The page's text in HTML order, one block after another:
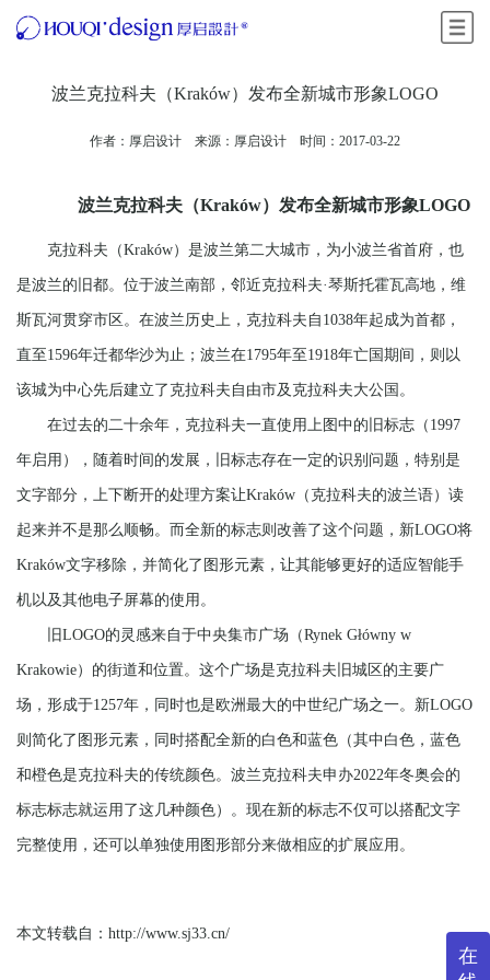
波兰克拉科夫（Kraków）发布全新城市形象LOGO
作者：厚启设计 来源： 厚启设计 时间：2017-03-22
波兰克拉科夫（Kraków）发布全新城市形象LOGO
克拉科夫（Kraków）是波兰第二大城市，为小波兰省首府，也
是波兰的旧都。位于波兰南部，邻近克拉科夫·琴斯托霍瓦高地，维
斯瓦河贯穿市区。在波兰历史上，克拉科夫自1038年起成为首都，
直至1596年迁都华沙为止；波兰在1795年至1918年亡国期间，则以
该城为中心先后建立了克拉科夫自由市及克拉科夫大公国。
在过去的二十余年，克拉科夫一直使用上图中的旧标志（1997
年启用），随着时间的发展，旧标志存在一定的识别问题，特别是
文字部分，上下断开的处理方案让Kraków（克拉科夫的波兰语）读
起来并不是那么顺畅。而全新的标志则改善了这个问题，新LOGO将
Kraków文字移除，并简化了图形元素，让其能够更好的适应智能手
机以及其他电子屏幕的使用。
旧LOGO的灵感来自于中央集市广场（Rynek Główny w
Krakowie）的街道和位置。这个广场是克拉科夫旧城区的主要广
场，形成于1257年，同时也是欧洲最大的中世纪广场之一。新LOGO
则简化了图形元素，同时搭配全新的白色和蓝色（其中白色，蓝色
和橙色是克拉科夫的传统颜色。波兰克拉科夫申办2022年冬奥会的
标志标志就运用了这几种颜色）。现在新的标志不仅可以搭配文字
完整使用，还可以单独使用图形部分来做相应的扩展应用。
本文转载自： http://www.sj33.cn/
在